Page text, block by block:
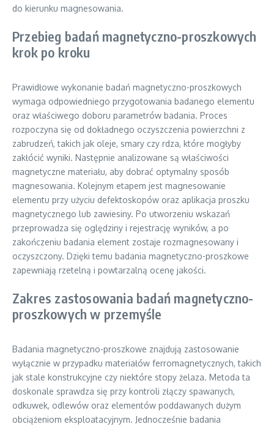
do kierunku magnesowania.
Przebieg badań magnetyczno-proszkowych
krok po kroku
Prawidłowe wykonanie badań magnetyczno-proszkowych
wymaga odpowiedniego przygotowania badanego elementu
oraz właściwego doboru parametrów badania. Proces
rozpoczyna się od dokładnego oczyszczenia powierzchni z
zabrudzeń, takich jak oleje, smary czy rdza, które mogłyby
zakłócić wyniki. Następnie analizowane są właściwości
magnetyczne materiału, aby dobrać optymalny sposób
magnesowania. Kolejnym etapem jest magnesowanie
elementu przy użyciu defektoskopów oraz aplikacja proszku
magnetycznego lub zawiesiny. Po utworzeniu wskazań
przeprowadza się oględziny i rejestrację wyników, a po
zakończeniu badania element zostaje rozmagnesowany i
oczyszczony. Dzięki temu badania magnetyczno-proszkowe
zapewniają rzetelną i powtarzalną ocenę jakości.
Zakres zastosowania badań magnetyczno-
proszkowych w przemyśle
Badania magnetyczno-proszkowe znajdują zastosowanie
wyłącznie w przypadku materiałów ferromagnetycznych, takich
jak stale konstrukcyjne czy niektóre stopy żelaza. Metoda ta
doskonale sprawdza się przy kontroli złączy spawanych,
odkuwek, odlewów oraz elementów poddawanych dużym
obciążeniom eksploatacyjnym. Jednocześnie badania